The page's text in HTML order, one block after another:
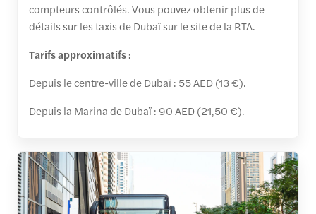
compteurs contrôlés. Vous pouvez obtenir plus de
détails sur les taxis de Dubaï sur le site de la RTA.
Tarifs approximatifs :
Depuis le centre-ville de Dubaï : 55 AED (13 €).
Depuis la Marina de Dubaï : 90 AED (21,50 €).